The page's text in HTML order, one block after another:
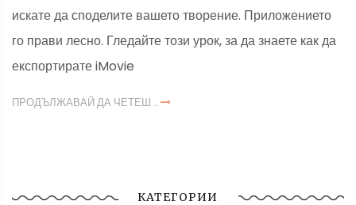
искате да споделите вашето творение. Приложението
го прави лесно. Гледайте този урок, за да знаете как да
експортирате iMovie
ПРОДЪЛЖАВАЙ ДА ЧЕТЕШ ..
КАТЕГОРИИ